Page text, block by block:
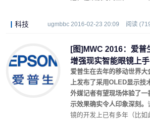
科技 ugmbbc 2016-02-23 20:09 阅读
[图]MWC 2016：爱
增强现实智能眼镜上手
爱普生在去年的移动世界大
上发布了采用OLED显示技
外媒记者有望现场体验了一
示效果确实令人印象深刻。
镜的开发上已有多年（比如